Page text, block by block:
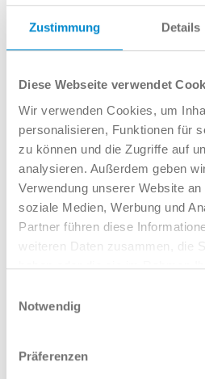
Zustimmung Details
Diese Webseite verwendet
Wir verwenden Cookies, um
personalisieren, Funktionen für
zu können und die Zugriffe auf
analysieren. Außerdem geben
Verwendung unserer Website
soziale Medien, Werbung und
Partner führen diese
weiteren Daten zusammen, die
haben oder die sie im Rahmen
Notwendig
Präferenzen
Lars
Verkauf
02381
Oder gern direkt